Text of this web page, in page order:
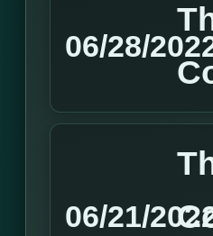
06/28/
06/21/